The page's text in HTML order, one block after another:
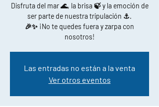
Disfruta del mar 🌊, la brisa 🍃 y la emoción de
ser parte de nuestra tripulación ⚓.
🎉✨ ¡No te quedes fuera y zarpa con
nosotros!
Las entradas no están a la venta
Ver otros eventos